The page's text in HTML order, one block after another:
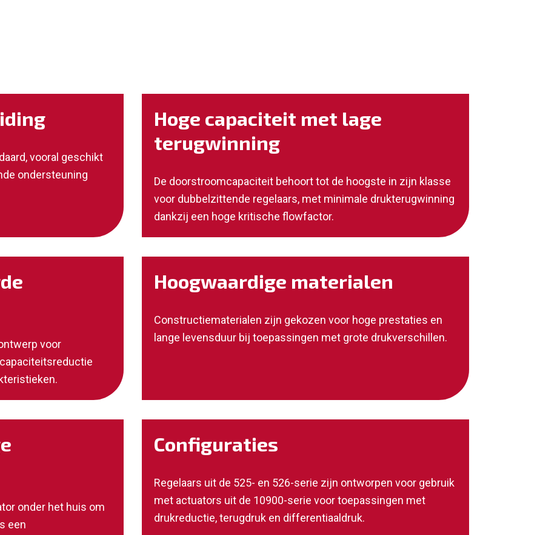
vooral geschikt
ondersteuning
Hoge capaciteit met lage
terugwinning
De doorstroomcapaciteit behoort tot de hoogste in zijn klasse
voor dubbelzittende regelaars, met minimale drukterugwinning
dankzij een hoge kritische flowfactor.
voor
Hoogwaardige materialen
Constructiematerialen zijn gekozen voor hoge prestaties en
lange levensduur bij toepassingen met grote drukverschillen.
onder het huis om
een
Configuraties
Regelaars uit de 525- en 526-serie zijn ontworpen voor gebruik
met actuators uit de 10900-serie voor toepassingen met
drukreductie, terugdruk en differentiaaldruk.